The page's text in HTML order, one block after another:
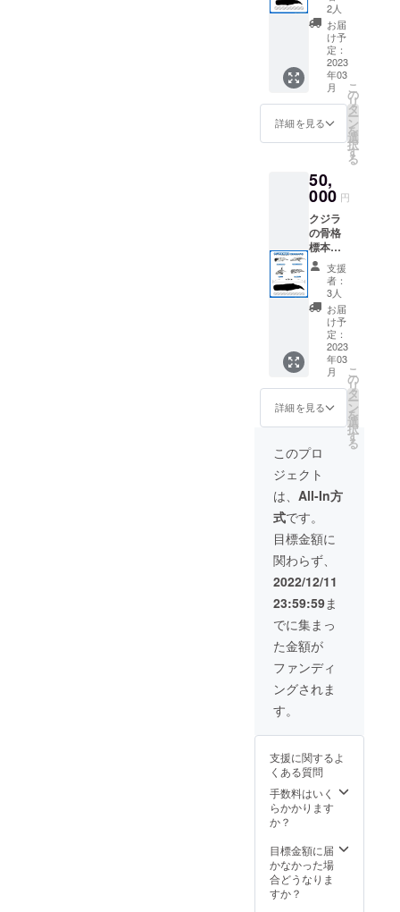
す。 日
時：
2023年
1月28日
（土）
12:00〜
16:30 1
月29日
16:30
場所：
南房総
市和田
町和田
持ち
物：別
途ご連
絡いた
します
さらに
詳しい
詳細は
「10.リ
のご紹
介」か
認をお
願いい
たしま
す。 ま
地で掘
り出し
を見学
される
方には
抑えて
頂きた
い知識
が詰
まった
アーカ
イブ動
画視聴
になり
ますの
でご参
加頂く
場合に
は是
上でお
越しく
ださ
定して
おりま
す。
サンプ
ル画像
は玉骨
標本
マッコ
ウクジ
（10cm
研磨済
み）で
す。
こちら
の商品
は積層
痕が
残った
ままで
のお届
けとな
りま
す。
磨き方
の解説
書が付
属しま
識が無
も完成
見本の
様に研
磨する
事が可
能で
す。
クジラ
の骨格
標本を
基に制
作した
クジラ
の骨格
構造が
視覚的
にわか
る「玉
本」が
あなた
の家に
届きま
す。 ※
備考欄
にてA B
C Dのい
ずれか
をお選
びくだ
さい
発送は3
月を予
定して
おりま
す。
は玉骨
標本
マッコ
ウクジ
ラ
（10cm
サイズ
研磨済
み）で
す。
2人
お届
け予
定：
2023
年03
月
詳細を見る
こ
の
リ
タ
ー
ン
を
選
択
す
る
50,
000 円
クジラ
の骨格
標本を
基に制
作した
クジラ
の骨格
構造が
視覚的
にわか
る「玉
骨標
本」が
あなた
の家に
届きま
す。 ※
備考欄
にてA B
C Dのい
ずれか
をお選
びくだ
さい
発送は3
月を予
定して
おりま
す。
サンプ
ル画像
は玉骨
標本
マッコ
（10cm
研磨済
み）で
す。
支援
者：
3人
お届
け予
定：
2023
年03
月
詳細を見る
こ
の
リ
タ
ー
ン
を
選
択
す
る
このプロ
ジェクト
は、 All-In方
式です。
目標金額に
関わらず、
2022/12/11
23:59:59ま
でに集まっ
た金額が
ファンディ
ングされま
す。
支援に関するよ
くある質問
手数料はいく
らかかります
か？
目標金額に届
かなかった場
合どうなりま
すか？